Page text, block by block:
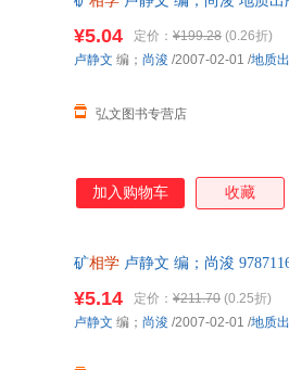
¥5.04 定价： ¥199.28 (0.26折)
弘文图书专营店
卢静文 编； 尚浚 /2007-02-01 /地质
加入购物车 收藏
矿相学 卢静文 编；尚浚
¥5.14 定价： ¥211.70 (0.25折)
卢静文 编； 尚浚 /2007-02-01 /地质